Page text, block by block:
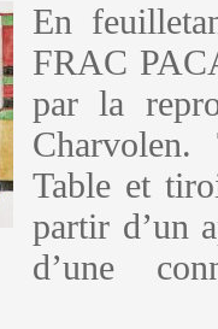
En
FRAC
par la
Table et
partir d’un
d’une